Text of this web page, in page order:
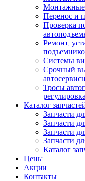
Монтажные
Перенос и
Проверка
Ремонт,
Системы
Срочный
Тросы
Каталог запчастей
Запчасти
Запчасти
Запчасти
Запчасти
Каталог
Цены
Акции
Контакты